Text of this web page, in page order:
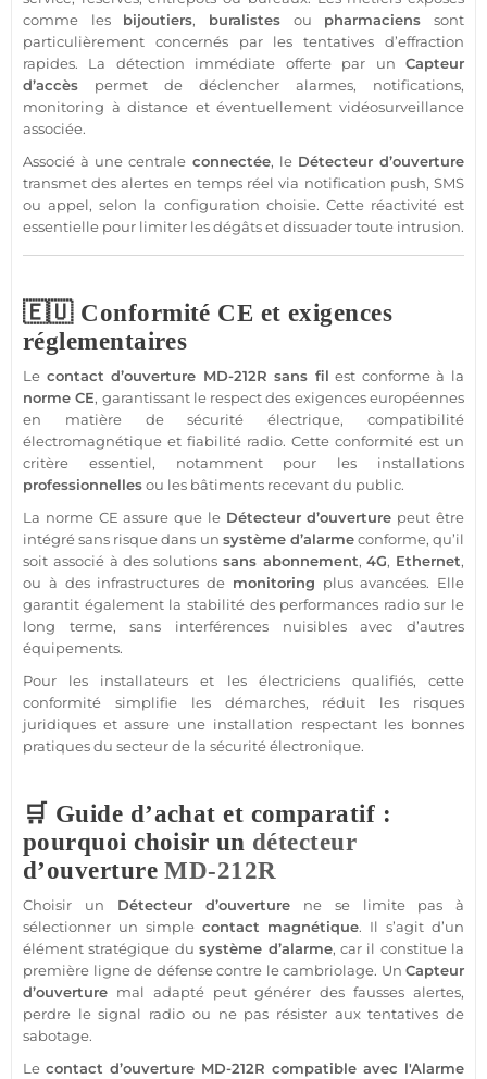
comme les bijoutiers, buralistes ou pharmaciens sont
particulièrement concernés par les tentatives d’effraction
rapides. La détection immédiate offerte par un Capteur
d’accès permet de déclencher alarmes, notifications,
monitoring à distance et éventuellement vidéosurveillance
associée.
Associé à unecentrale connectée, le Détecteurd’ouverture
transmet des alertes en temps réel via notification push, SMS
ou appel, selon la configuration choisie. Cette réactivité est
essentielle pour limiter les dégâts et dissuader toute intrusion.
🇪🇺 Conformité CE et exigences
réglementaires
Le contact d’ouverture MD-212R sans fil est conforme à la
norme CE, garantissant le respect des exigences européennes
en matière desécurité électrique, compatibilité
électromagnétique et fiabilité radio. Cette conformité est un
critère essentiel, notamment pour les installations
professionnellesou les bâtiments recevant du public.
La norme CE assure que le Détecteurd’ouverture peut être
intégré sans risque dans un systèmed’alarmeconforme, qu’il
soit associé à des solutions sans abonnement,4G, Ethernet,
ou à des infrastructures de monitoring plus avancées. Elle
garantit également la stabilité des performances radio sur le
long terme, sans interférences nuisibles avec d’autres
équipements.
Pour les installateurs et les électriciens qualifiés, cette
conformité simplifie les démarches, réduit les risques
juridiques et assure une installation respectant les bonnes
pratiques du secteur de la sécuritéélectronique.
🛒 Guide d’achat et comparatif :
pourquoi choisir un détecteur
d’ouvertureMD-212R
Choisir un Détecteurd’ouverture ne se limite pas à
sélectionner un simple contact magnétique. Il s’agit d’un
élément stratégique dusystème d’alarme, car il constitue la
première ligne de défense contre le cambriolage. Un Capteur
d’ouverture mal adapté peut générer des fausses alertes,
perdre le signal radio ou ne pas résister aux tentatives de
sabotage.
Le contact d’ouverture MD-212R compatible avec l'Alarme